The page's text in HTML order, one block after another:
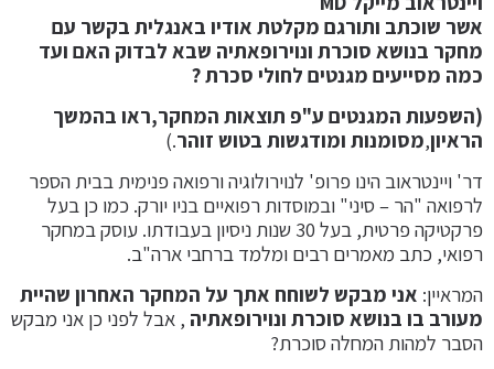
אשר שוכתב ותורגם מקלטת אודיו באנגלית בקשר עם
מחקר בנושא סוכרת ונוירופאתיה שבא לבדוק האם ועד
כמה מסייעים מגנטים לחולי סכרת ?
(השפעות המגנטים ע"פ תוצאות המחקר,ראו בהמשך
הראיון,מסומנות ומודגשות בטוש זוהר.)
דר' ויינטראוב הינו פרופ' לנוירולוגיה ורפואה פנימית בבית הספר
לרפואה "הר – סיני" ובמוסדות רפואיים בניו יורק. כמו כן בעל
פרקטיקה פרטית, בעל 30 שנות ניסיון בעבודתו. עוסק במחקר
רפואי, כתב מאמרים רבים ומלמד ברחבי ארה"ב.
המראיין: אני מבקש לשוחח אתך על המחקר האחרון שהיית
מעורב בו בנושא סוכרת ונוירופאתיה , אבל לפני כן אני מבקש
הסבר למהות המחלה סוכרת?